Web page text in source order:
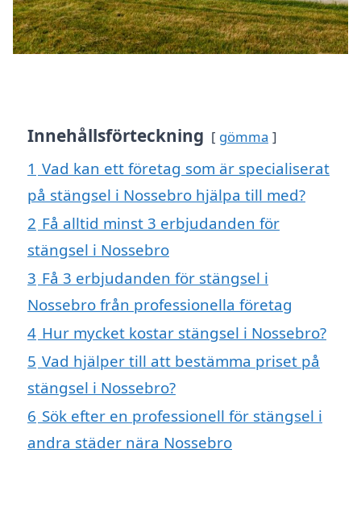
Innehållsförteckning gömma
1 Vad kan ett företag som är specialiserat
på stängsel i Nossebro hjälpa till med?
2 Få alltid minst 3 erbjudanden för
stängsel i Nossebro
3 Få 3 erbjudanden för stängsel i
Nossebro från professionella företag
4 Hur mycket kostar stängsel i Nossebro?
5 Vad hjälper till att bestämma priset på
stängsel i Nossebro?
6 Sök efter en professionell för stängsel i
andra städer nära Nossebro